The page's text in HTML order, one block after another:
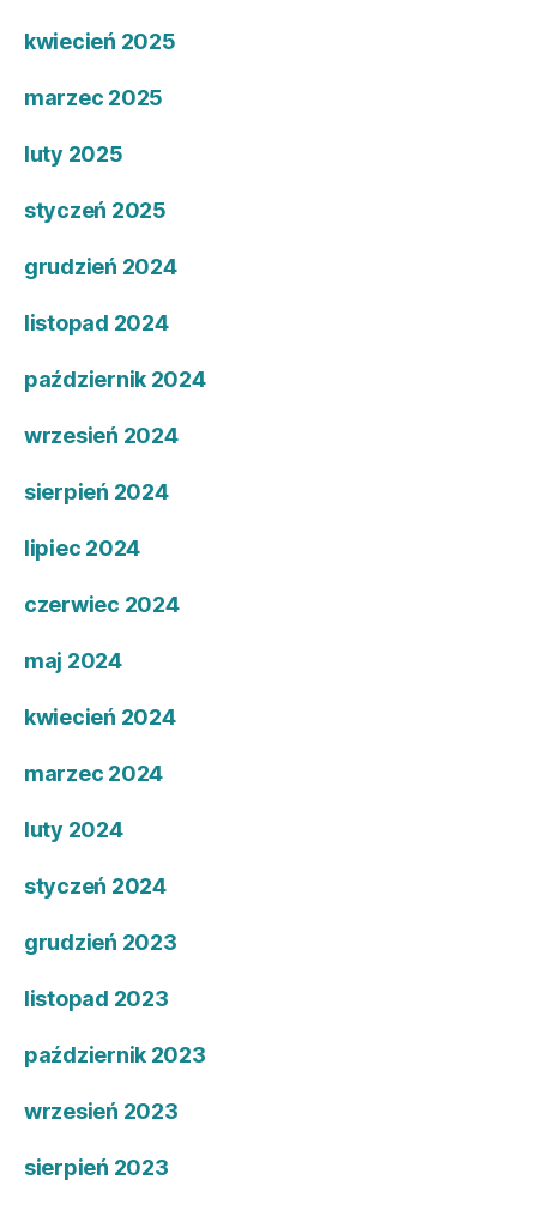
kwiecień 2025
marzec 2025
luty 2025
styczeń 2025
grudzień 2024
listopad 2024
październik 2024
wrzesień 2024
sierpień 2024
lipiec 2024
czerwiec 2024
maj 2024
kwiecień 2024
marzec 2024
luty 2024
styczeń 2024
grudzień 2023
listopad 2023
październik 2023
wrzesień 2023
sierpień 2023